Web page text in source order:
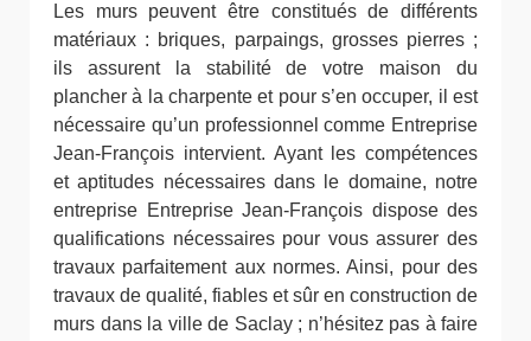
Les murs peuvent être constitués de différents
matériaux : briques, parpaings, grosses pierres ;
ils assurent la stabilité de votre maison du
plancher à la charpente et pour s’en occuper, il est
nécessaire qu’un professionnel comme Entreprise
Jean-François intervient. Ayant les compétences
et aptitudes nécessaires dans le domaine, notre
entreprise Entreprise Jean-François dispose des
qualifications nécessaires pour vous assurer des
travaux parfaitement aux normes. Ainsi, pour des
travaux de qualité, fiables et sûr en construction de
murs dans la ville de Saclay ; n’hésitez pas à faire